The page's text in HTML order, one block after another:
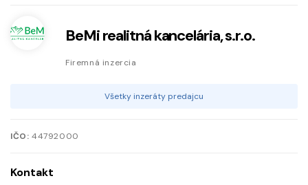
BeMi realitná kancelária, s.r.o.
Firemná inzercia
Všetky inzeráty predajcu
IČO: 44792000
Kontakt